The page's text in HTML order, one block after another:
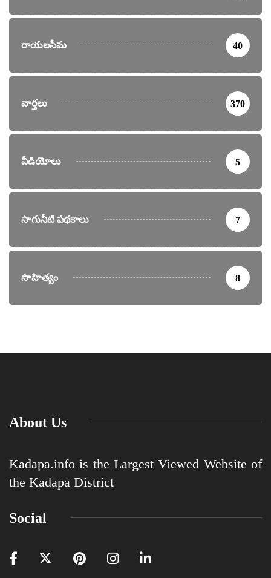
రాయలసీమ 40
వార్తలు 370
వీడియోలు 5
సాగునీటి పథకాలు 7
సాహిత్యం 8
About Us
Kadapa.info is the Largest Viewed Website of
the Kadapa District
Social